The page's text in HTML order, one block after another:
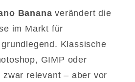
Banana verändert die
im Markt für
Klassische
GIMP oder
zwar relevant – aber vor